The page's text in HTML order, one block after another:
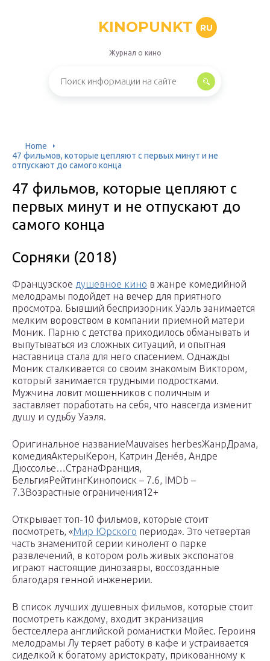
KINOPUNKT RU
Журнал о кино
Home
47 фильмов, которые цепляют с первых минут и не
отпускают до самого конца
47 фильмов, которые цепляют с
первых минут и не отпускают до
самого конца
Сорняки (2018)
Французское душевное кино в жанре комедийной
мелодрамы подойдет на вечер для приятного
просмотра. Бывший беспризорник Уаэль занимается
мелким воровством в компании приемной матери
Моник. Парню с детства приходилось обманывать и
выпутываться из сложных ситуаций, и опытная
наставница стала для него спасением. Однажды
Моник сталкивается со своим знакомым Виктором,
который занимается трудными подростками.
Мужчина ловит мошенников с поличным и
заставляет поработать на себя, что навсегда изменит
душу и судьбу Уаэля.
Оригинальное названиеMauvaises herbesЖанрДрама,
комедияАктерыКерон, Катрин Денёв, Андре
Дюссолье…СтранаФранция,
БельгияРейтингКинопоиск – 7.6, IMDb –
7.3Возрастные ограничения12+
Открывает топ-10 фильмов, которые стоит
посмотреть, «Мир Юрского периода». Это четвертая
часть знаменитой серии кинолент о парке
развлечений, в котором роль живых экспонатов
играют настоящие динозавры, воссозданные
благодаря генной инженерии.
В список лучших душевных фильмов, которые стоит
посмотреть каждому, входит экранизация
бестселлера английской романистки Мойес. Героиня
мелодрамы Лу теряет работу в кафе и устраивается
сиделкой к богатому аристократу, прикованному к